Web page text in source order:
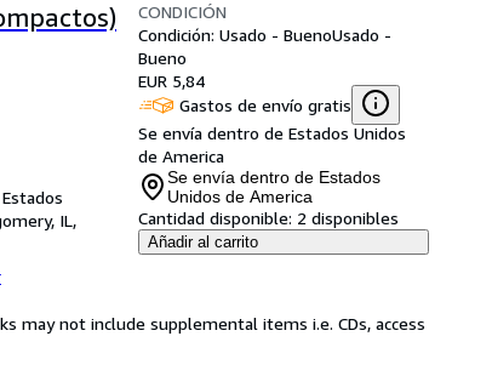
IL,
CONDICIÓN
Condición: Usado - BuenoUsado -
Bueno
EUR 5,84
Gastos de envío gratis
Se envía dentro de Estados Unidos
de America
Se envía dentro de Estados
Unidos de America
Cantidad disponible: 2 disponibles
Añadir al carrito
may not include supplemental items i.e. CDs, access